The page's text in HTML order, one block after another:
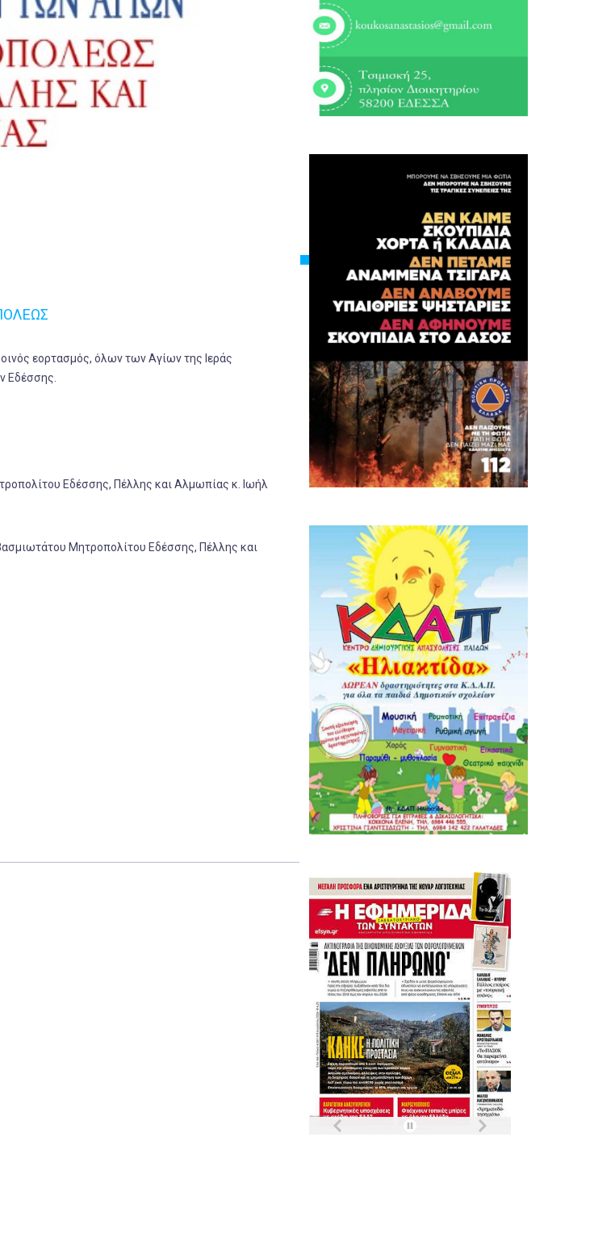
εορτασμός, όλων των Αγίων της Ιεράς
Εδέσσης.
Εδέσσης, Πέλλης και Αλμωπίας κ. Ιωήλ
Μητροπολίτου Εδέσσης, Πέλλης και